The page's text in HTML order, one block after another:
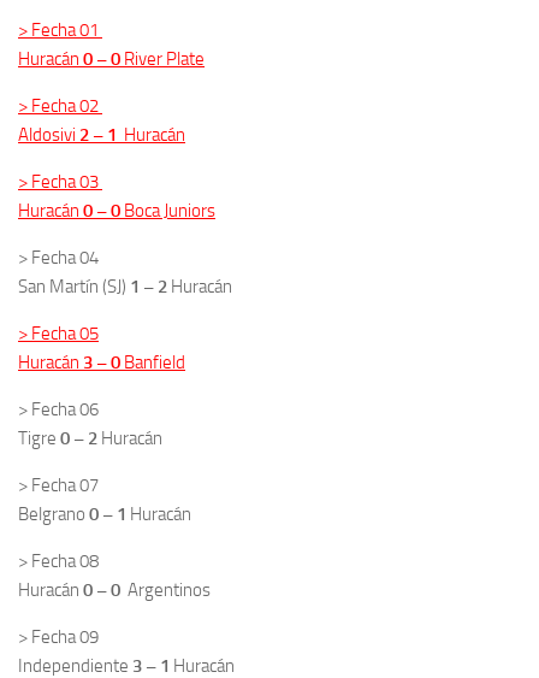
> Fecha 01
Huracán 0 – 0 River Plate
> Fecha 02
Aldosivi 2 – 1 Huracán
> Fecha 03
Huracán 0 – 0 Boca Juniors
> Fecha 04
San Martín (SJ) 1 – 2 Huracán
> Fecha 05
Huracán 3 – 0 Banfield
> Fecha 06
Tigre 0 – 2 Huracán
> Fecha 07
Belgrano 0 – 1 Huracán
> Fecha 08
Huracán 0 – 0 Argentinos
> Fecha 09
Independiente 3 – 1 Huracán